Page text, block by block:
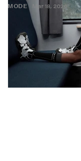
MODE Mar 18, 2026